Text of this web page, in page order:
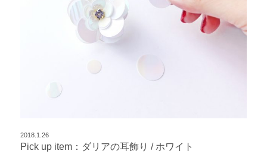
2018.1.26
Pick up item：ダリアの耳飾り / ホワイト